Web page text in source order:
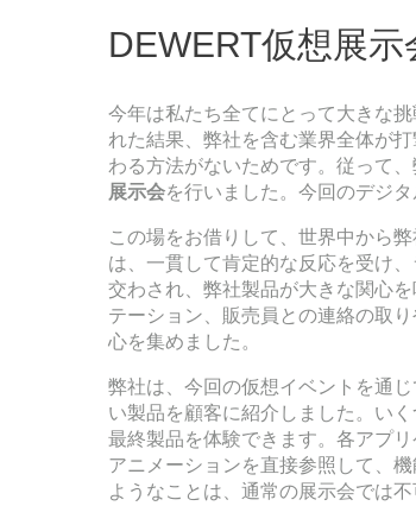
DEWERT仮想展
今年は私たち全てにとって大きな
れた結果、弊社を含む業界全体が
わる方法がないためです。従って
展示会を行いました。今回のデジ
この場をお借りして、世界中から
は、一貫して肯定的な反応を受け
交わされ、弊社製品が大きな関心
テーション、販売員との連絡の取
心を集めました。
弊社は、今回の仮想イベントを通
い製品を顧客に紹介しました。い
最終製品を体験できます。各アプ
アニメーションを直接参照して、
ようなことは、通常の展示会では不